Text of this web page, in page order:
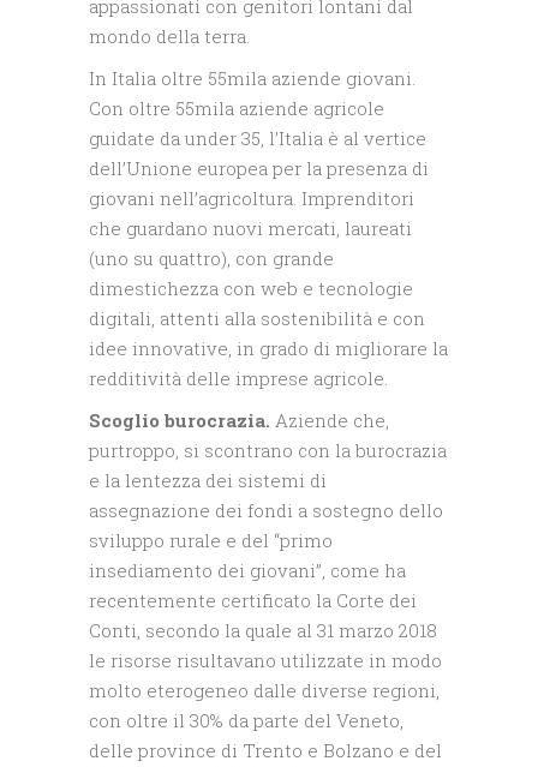
appassionati con genitori lontani dal
mondo della terra.
In Italia oltre 55mila aziende giovani.
Con oltre 55mila aziende agricole
guidate da under 35, l’Italia è al vertice
dell’Unione europea per la presenza di
giovani nell’agricoltura. Imprenditori
che guardano nuovi mercati, laureati
(uno su quattro), con grande
dimestichezza con web e tecnologie
digitali, attenti alla sostenibilità e con
idee innovative, in grado di migliorare la
redditività delle imprese agricole.
Scoglio burocrazia. Aziende che,
purtroppo, si scontrano con la burocrazia
e la lentezza dei sistemi di
assegnazione dei fondi a sostegno dello
sviluppo rurale e del “primo
insediamento dei giovani”, come ha
recentemente certificato la Corte dei
Conti, secondo la quale al 31 marzo 2018
le risorse risultavano utilizzate in modo
molto eterogeneo dalle diverse regioni,
con oltre il 30% da parte del Veneto,
delle province di Trento e Bolzano e del